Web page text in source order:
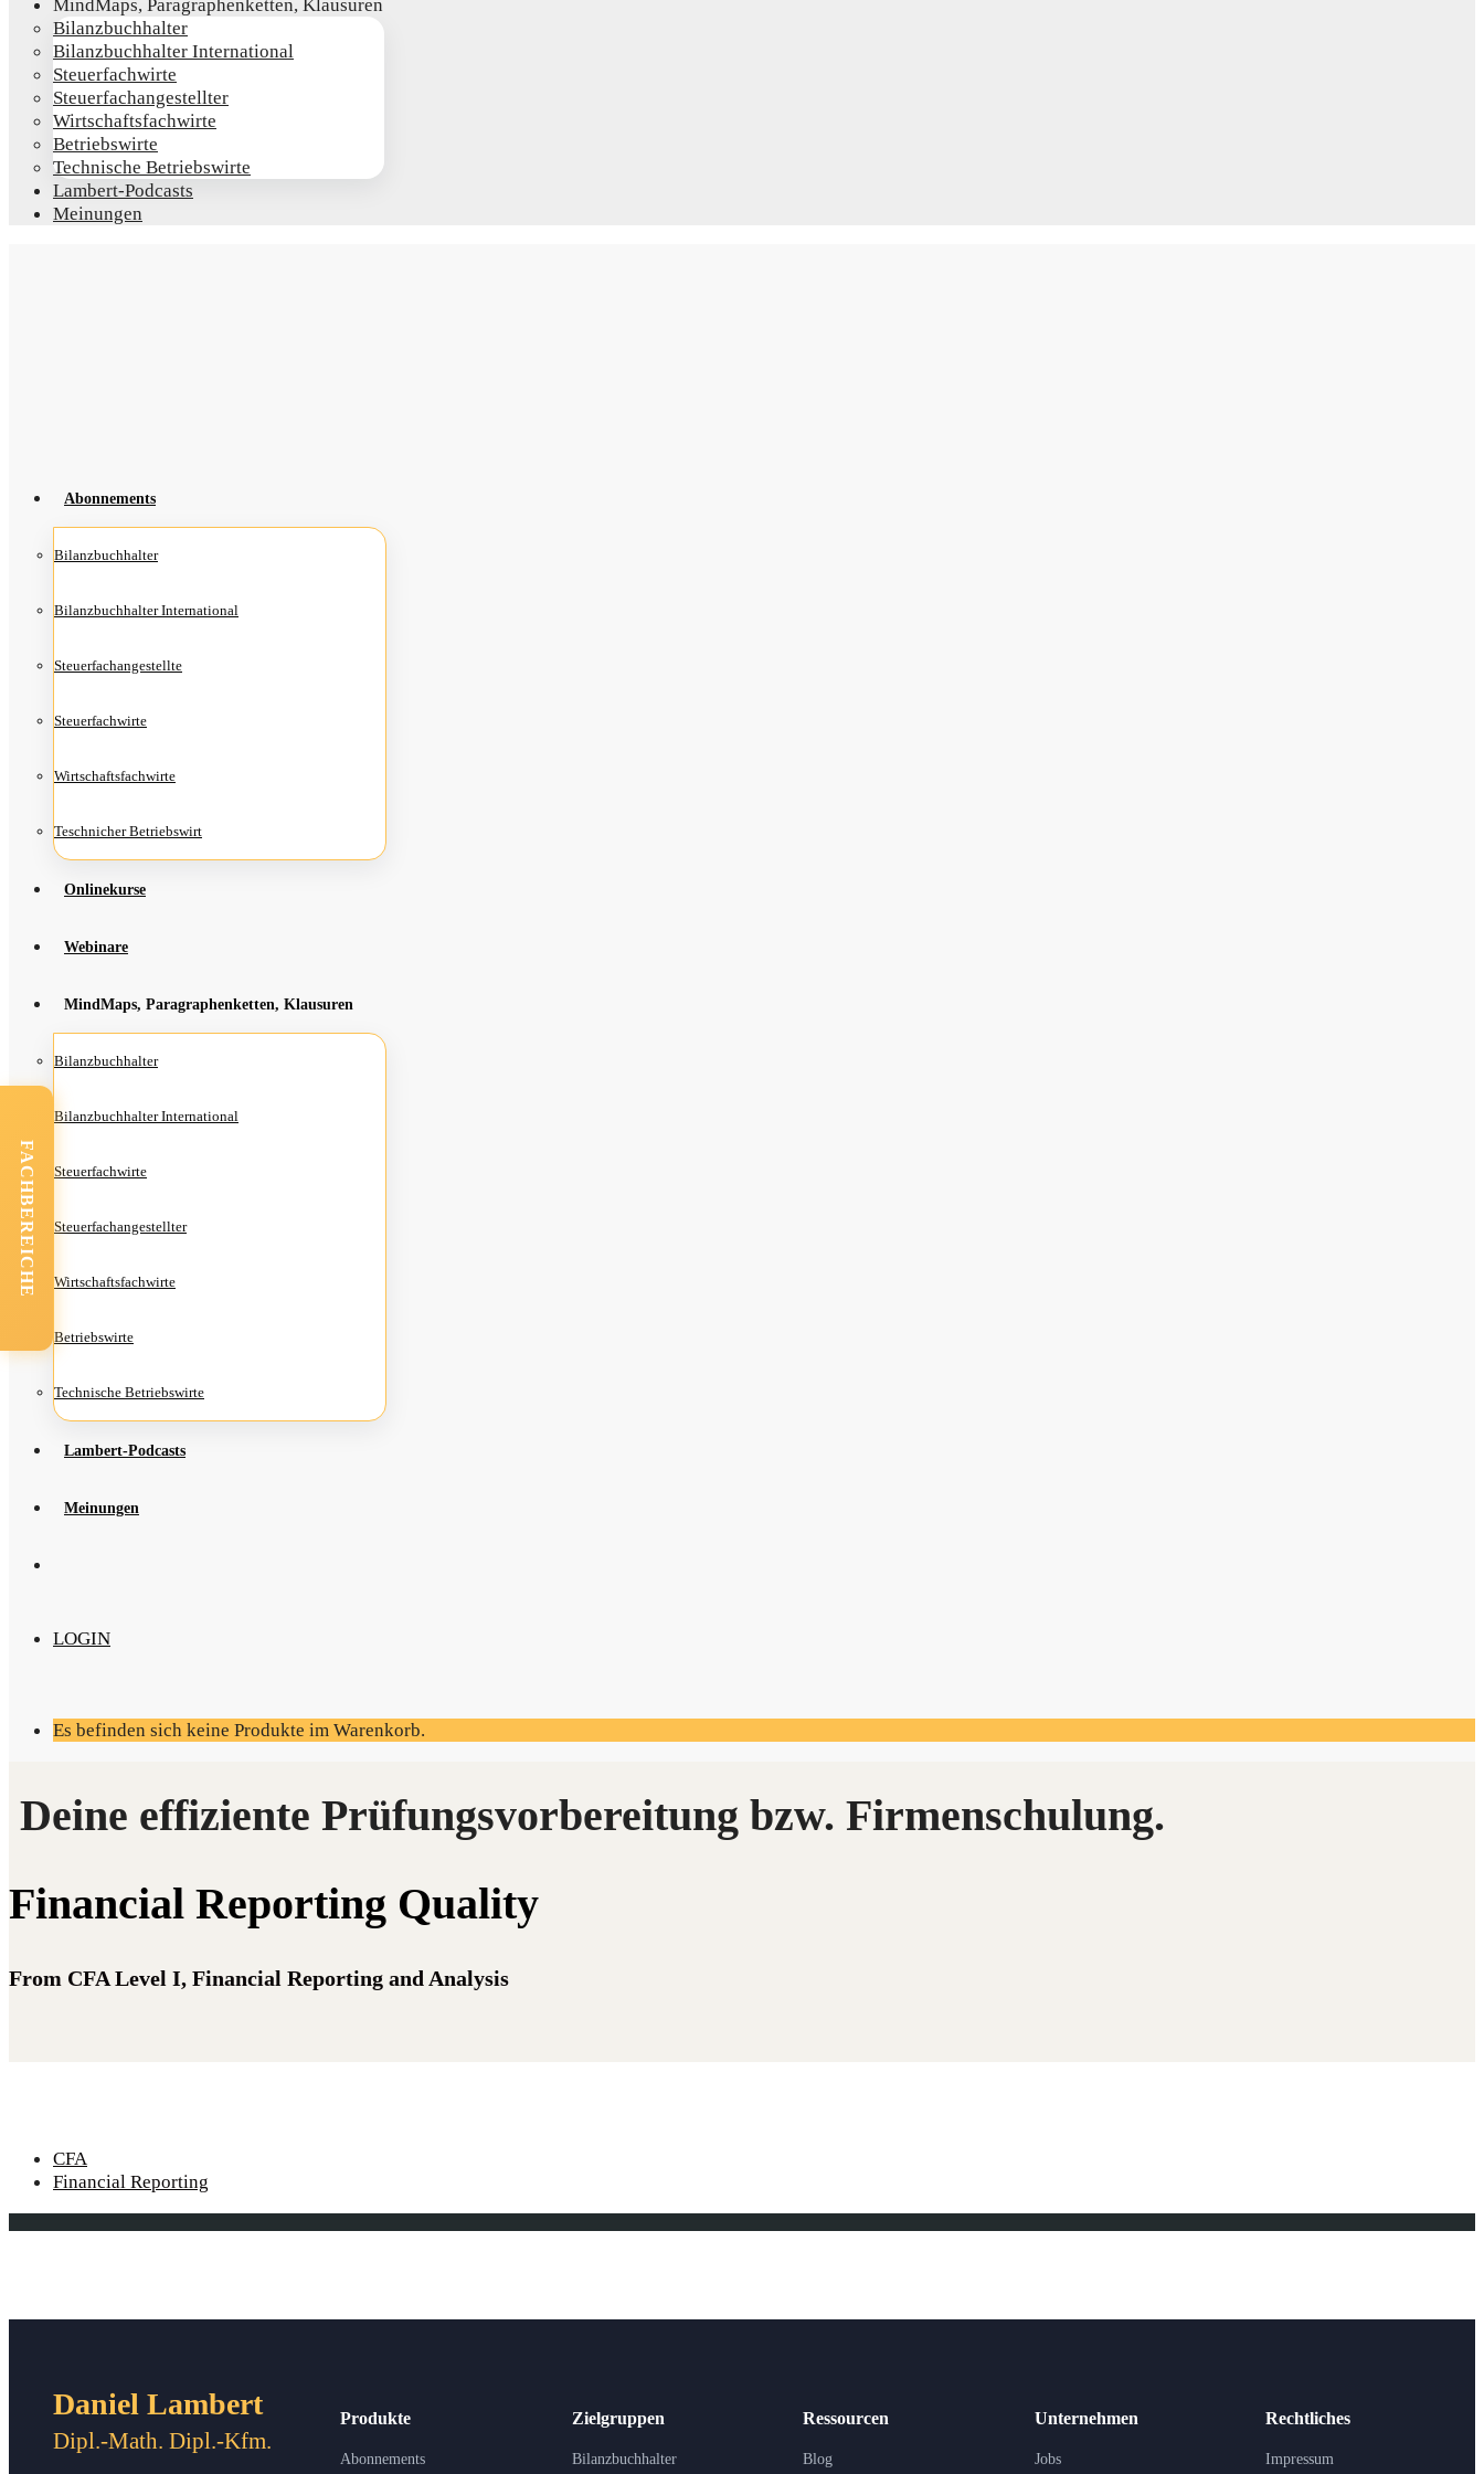
Mind­Maps, Para­gra­phen­ket­ten, Klausuren
Bilanz­buch­hal­ter
Bilanz­buch­hal­ter International
Steu­er­fach­wir­te
Steu­er­fach­an­ge­stell­ter
Wirt­schafts­fach­wir­te
Betriebs­wir­te
Tech­ni­sche Betriebswirte
Lam­­bert-Pod­­casts
Mei­nun­gen
Abon­ne­ments
Bilanz­buch­hal­ter
Bilanz­buch­hal­ter International
Steu­er­fach­an­ge­stell­te
Steu­er­fach­wir­te
Wirt­schafts­fach­wir­te
Teschni­cher Betriebswirt
Online­kur­se
Web­i­na­re
Mind­Maps, Para­gra­phen­ket­ten, Klausuren
Bilanz­buch­hal­ter
Bilanz­buch­hal­ter International
Steu­er­fach­wir­te
Steu­er­fach­an­ge­stell­ter
Wirt­schafts­fach­wir­te
Betriebs­wir­te
Tech­ni­sche Betriebswirte
Lam­­bert-Pod­­casts
Mei­nun­gen
LOGIN
Es befinden sich keine Produkte im Warenkorb.
Finan­cial Report­ing Quality
From CFA Level I, Financial Reporting and Analysis
CFA
Financial Reporting
Daniel Lambert
Dipl.-Math. Dipl.-Kfm.
Produkte
Abonnements
Zielgruppen
Bilanzbuchhalter
Ressourcen
Blog
Unternehmen
Jobs
Rechtliches
Impressum
FACHBEREICHE